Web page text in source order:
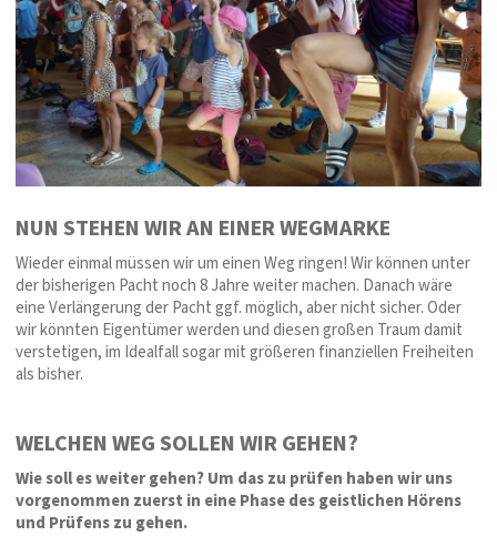
NUN STEHEN WIR AN EINER WEGMARKE
Wieder einmal müssen wir um einen Weg ringen! Wir können unter
der bisherigen Pacht noch 8 Jahre weiter machen. Danach wäre
eine Verlängerung der Pacht ggf. möglich, aber nicht sicher. Oder
wir könnten Eigentümer werden und diesen großen Traum damit
verstetigen, im Idealfall sogar mit größeren finanziellen Freiheiten
als bisher.
WELCHEN WEG SOLLEN WIR GEHEN?
Wie soll es weiter gehen? Um das zu prüfen haben wir uns
vorgenommen zuerst in eine Phase des geistlichen Hörens
und Prüfens zu gehen.